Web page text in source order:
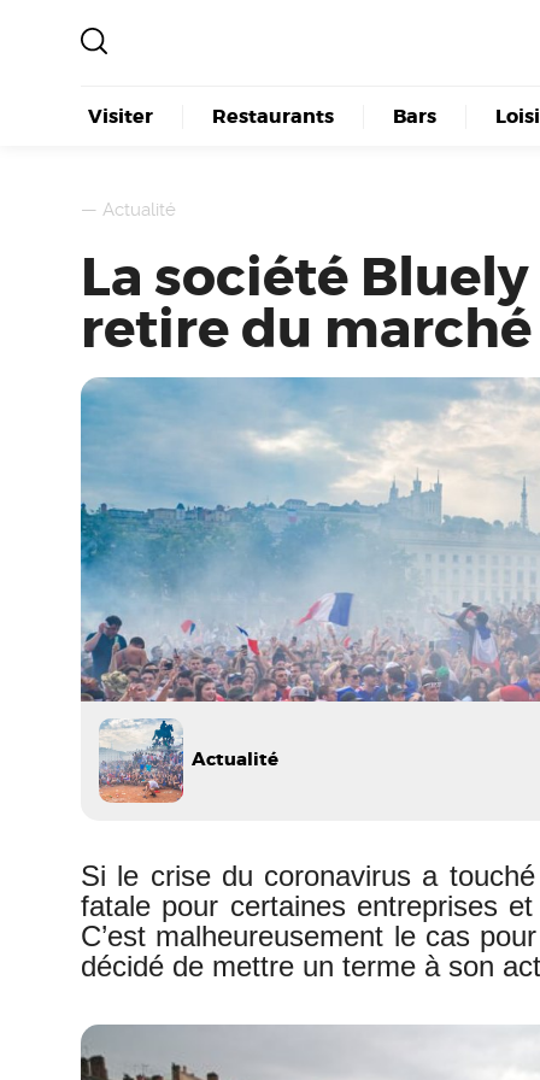
Visiter Restaurants Bars
—Actualité
La société
retire du
Actualité
Si le crise du coronavirus a
fatale pour certaines entreprises
C’est malheureusement le cas
décidé de mettre un terme à son